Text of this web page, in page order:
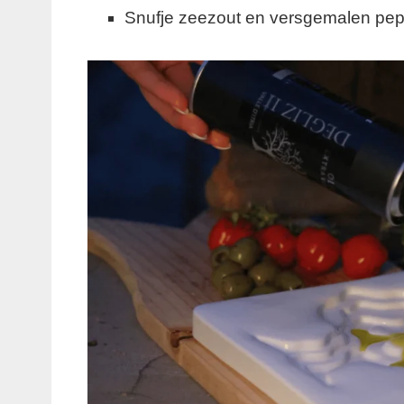
Snufje zeezout en versgemalen